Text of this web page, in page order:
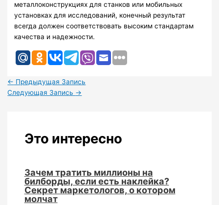
металлоконструкциях для станков или мобильных
установках для исследований, конечный результат
всегда должен соответствовать высоким стандартам
качества и надежности.
← Предыдущая Запись
Следующая Запись →
Это интересно
Зачем тратить миллионы на
билборды, если есть наклейка?
Секрет маркетологов, о котором
молчат